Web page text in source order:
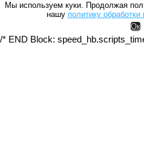
Мы используем куки. Продолжая
нашу политику
Ок
/* END Block: